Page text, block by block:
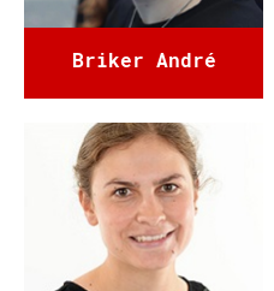
Briker André